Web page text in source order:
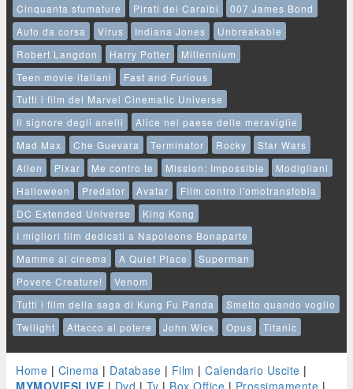
Cinquanta sfumature
Pirati dei Caraibi
007 James Bond
Auto da corsa
Virus Indiana Jones
Unbreakable
Robert Langdon
Harry Potter
Millennium
Teen movie italiani
Fast and Furious
Tutti i film del Marvel Cinematic Universe
Il signore degli anelli
Alice nel paese delle meraviglie
Mad Max
Che Guevara Terminator Rocky
Star Wars
Alien
Pixar Me contro te Mission: Impossible
Modigliani
Halloween
Predator Avatar
Film contro l'omotransfobia
DC Extended Universe
King Kong
I migliori film dedicati a Napoleone Bonaparte
Mamme al cinema
A Quiet Place
Superman
Povere Creature!
Venom
Tutti i film della saga di Kung Fu Panda
Smetto quando voglio
Twilight
Attacco al potere John Wick Opus Titanic
Home | Cinema | Database | Film | Calendario Uscite |
MYMOVIESLIVE | Dvd | Tv | Box Office | Prossimamente |